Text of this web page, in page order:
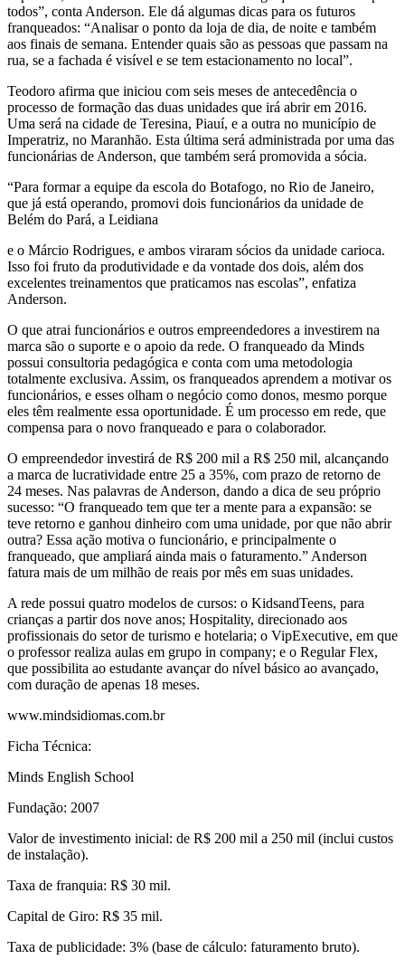
todos”, conta Anderson. Ele dá algumas dicas para os futuros
franqueados: “Analisar o ponto da loja de dia, de noite e também
aos finais de semana. Entender quais são as pessoas que passam na
rua, se a fachada é visível e se tem estacionamento no local”.
Teodoro afirma que iniciou com seis meses de antecedência o
processo de formação das duas unidades que irá abrir em 2016.
Uma será na cidade de Teresina, Piauí, e a outra no município de
Imperatriz, no Maranhão. Esta última será administrada por uma das
funcionárias de Anderson, que também será promovida a sócia.
“Para formar a equipe da escola do Botafogo, no Rio de Janeiro,
que já está operando, promovi dois funcionários da unidade de
Belém do Pará, a Leidiana
e o Márcio Rodrigues, e ambos viraram sócios da unidade carioca.
Isso foi fruto da produtividade e da vontade dos dois, além dos
excelentes treinamentos que praticamos nas escolas”, enfatiza
Anderson.
O que atrai funcionários e outros empreendedores a investirem na
marca são o suporte e o apoio da rede. O franqueado da Minds
possui consultoria pedagógica e conta com uma metodologia
totalmente exclusiva. Assim, os franqueados aprendem a motivar os
funcionários, e esses olham o negócio como donos, mesmo porque
eles têm realmente essa oportunidade. É um processo em rede, que
compensa para o novo franqueado e para o colaborador.
O empreendedor investirá de R$ 200 mil a R$ 250 mil, alcançando
a marca de lucratividade entre 25 a 35%, com prazo de retorno de
24 meses. Nas palavras de Anderson, dando a dica de seu próprio
sucesso: “O franqueado tem que ter a mente para a expansão: se
teve retorno e ganhou dinheiro com uma unidade, por que não abrir
outra? Essa ação motiva o funcionário, e principalmente o
franqueado, que ampliará ainda mais o faturamento.” Anderson
fatura mais de um milhão de reais por mês em suas unidades.
A rede possui quatro modelos de cursos: o KidsandTeens, para
crianças a partir dos nove anos; Hospitality, direcionado aos
profissionais do setor de turismo e hotelaria; o VipExecutive, em que
o professor realiza aulas em grupo in company; e o Regular Flex,
que possibilita ao estudante avançar do nível básico ao avançado,
com duração de apenas 18 meses.
www.mindsidiomas.com.br
Ficha Técnica:
Minds English School
Fundação: 2007
Valor de investimento inicial: de R$ 200 mil a 250 mil (inclui custos
de instalação).
Taxa de franquia: R$ 30 mil.
Capital de Giro: R$ 35 mil.
Taxa de publicidade: 3% (base de cálculo: faturamento bruto).